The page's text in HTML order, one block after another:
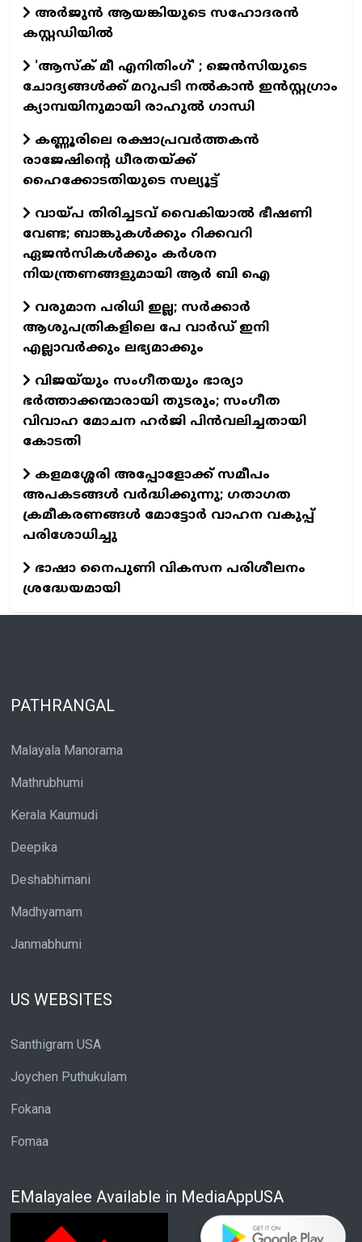
അര്‍ജുന്‍ ആയങ്കിയുടെ സഹോദരന്‍
കസ്റ്റഡിയില്‍
'ആസ്‌ക് മീ എനിതിംഗ്' ; ജെന്‍സിയുടെ
ചോദ്യങ്ങള്‍ക്ക് മറുപടി നല്‍കാന്‍ ഇന്‍സ്റ്റഗ്രാം
ക്യാമ്പയിനുമായി രാഹുല്‍ ഗാന്ധി
കണ്ണൂരിലെ രക്ഷാപ്രവര്‍ത്തകന്‍
രാജേഷിന്റെ ധീരതയ്ക്ക്
ഹൈക്കോടതിയുടെ സല്യൂട്ട്
വായ്പ തിരിച്ചടവ് വൈകിയാൽ ഭീഷണി
വേണ്ട; ബാങ്കുകൾക്കും റിക്കവറി
ഏജൻസികൾക്കും കർശന
നിയന്ത്രണങ്ങളുമായി ആർ ബി ഐ
വരുമാന പരിധി ഇല്ല; സര്‍ക്കാര്‍
ആശുപത്രികളിലെ പേ വാര്‍ഡ് ഇനി
എല്ലാവര്‍ക്കും ലഭ്യമാക്കും
വിജയ്‌യും സംഗീതയും ഭാര്യാ
ഭർത്താക്കന്മാരായി തുടരും; സംഗീത
വിവാഹ മോചന ഹർജി പിന്‍വലിച്ചതായി
കോടതി
കളമശ്ശേരി അപ്പോളോക്ക് സമീപം
അപകടങ്ങൾ വർദ്ധിക്കുന്നു; ഗതാഗത
ക്രമീകരണങ്ങൾ മോട്ടോർ വാഹന വകുപ്പ്
പരിശോധിച്ചു
ഭാഷാ നൈപുണി വികസന പരിശീലനം
ശ്രദ്ധേയമായി
PATHRANGAL
Malayala Manorama
Mathrubhumi
Kerala Kaumudi
Deepika
Deshabhimani
Madhyamam
Janmabhumi
US WEBSITES
Santhigram USA
Joychen Puthukulam
Fokana
Fomaa
EMalayalee Available in MediaAppUSA